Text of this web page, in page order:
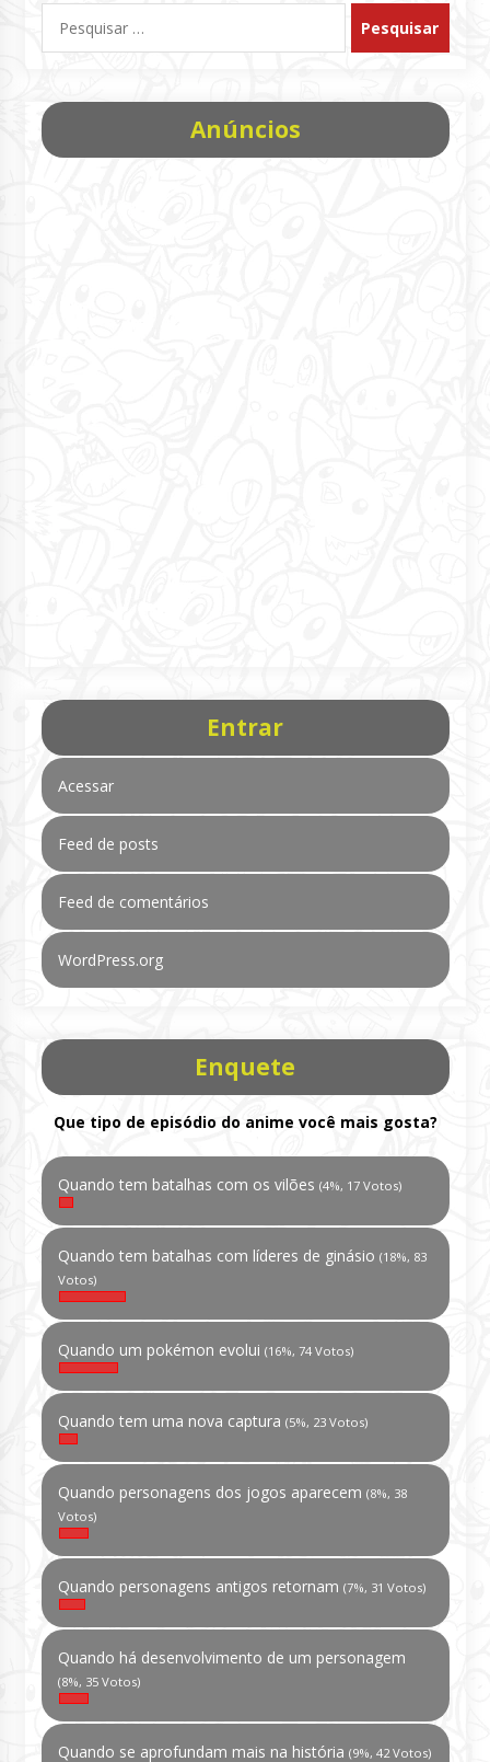
por:
Anúncios
Entrar
Acessar
Feed de posts
Feed de comentários
WordPress.org
Enquete
Que tipo de episódio do anime você mais gosta?
Quando tem batalhas com os vilões (4%, 17 Votos)
Quando tem batalhas com líderes de ginásio (18%, 83
Votos)
Quando um pokémon evolui (16%, 74 Votos)
Quando tem uma nova captura (5%, 23 Votos)
Quando personagens dos jogos aparecem (8%, 38
Votos)
Quando personagens antigos retornam (7%, 31 Votos)
Quando há desenvolvimento de um personagem
(8%, 35 Votos)
Quando se aprofundam mais na história (9%, 42 Votos)